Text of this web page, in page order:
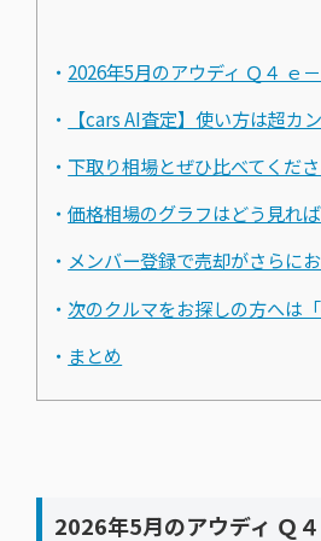
2026年5月のアウディ Ｑ４ ｅ
【cars AI査定】使い方は超カ
下取り相場とぜひ比べてくださ
価格相場のグラフはどう見れ
メンバー登録で売却がさらに
次のクルマをお探しの方へは
まとめ
2026年5月のアウディ Ｑ